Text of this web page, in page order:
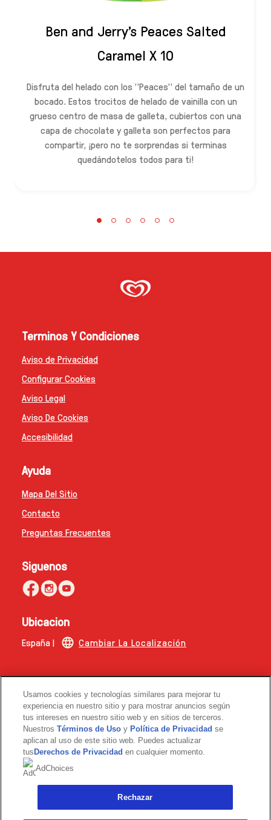
Ben and Jerry's Peaces Salted
Caramel X 10
Disfruta del helado con los "Peaces" del tamaño de un
bocado. Estos trocitos de helado de vainilla con un
grueso centro de masa de galleta, cubiertos con una
capa de chocolate y galleta son perfectos para
compartir, ¡pero no te sorprendas si terminas
quedándotelos todos para ti!
Terminos Y Condiciones
Aviso de Privacidad
Configurar Cookies
Aviso Legal
Aviso De Cookies
Accesibilidad
Ayuda
Mapa Del Sitio
Contacto
Preguntas Frecuentes
Siguenos
Ubicacion
España | Cambiar La Localización
Esta web no está dirigida a consumidores de fuera de
España.
© 2026 Copyright | The Magnum Ice Cream Company.
Usamos cookies y tecnologías similares para mejorar tu
experiencia en nuestro sitio y para mostrar anuncios según
tus intereses en nuestro sitio web y en sitios de terceros.
NuestrosTérminos de Uso y Política de Privacidadse
aplican al uso de este sitio web. Puedes actualizar
tus Derechos de Privacidad en cualquier momento.
AdChoices
Rechazar